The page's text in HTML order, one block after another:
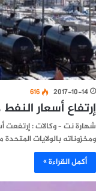
2017-10-14
616
إرتفاع أسعار
شهارة نت – وكالات : إرتفعت
ومخزوناته بالولايات
أكمل القراءة »